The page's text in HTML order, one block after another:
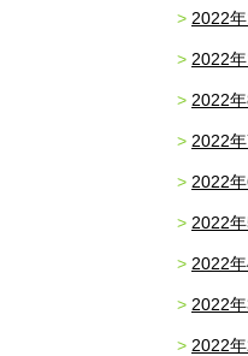
2022
2022
2022年
2022年
2022年
2022年
2022年
2022年
2022年